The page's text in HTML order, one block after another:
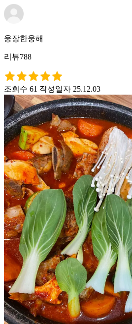
웅장한웅해
리뷰788
조회수 61 작성일자 25.12.03